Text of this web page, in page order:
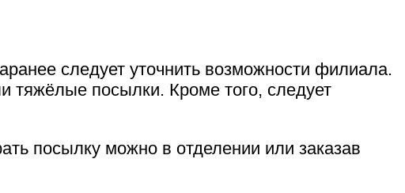
следует уточнить возможности филиала.
тяжёлые посылки. Кроме того, следует
посылку можно в отделении или заказав